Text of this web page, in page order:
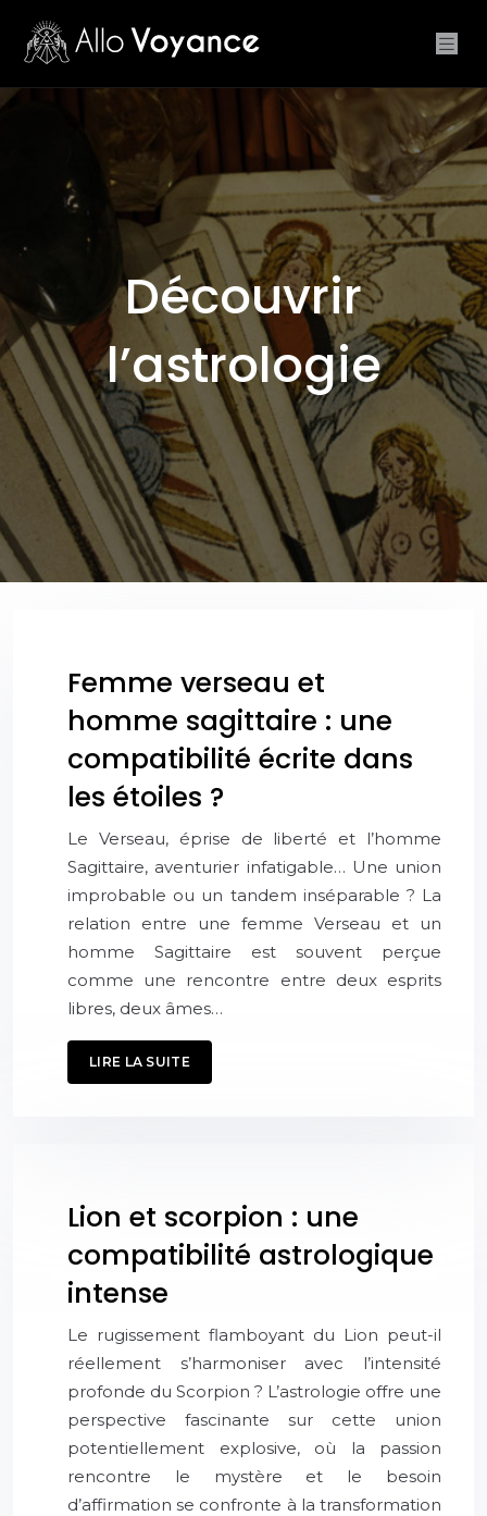
Découvrir
l’astrologie
Femme verseau et
homme sagittaire : une
compatibilité écrite dans
les étoiles ?
Le Verseau, éprise de liberté et l’homme
Sagittaire, aventurier infatigable… Une union
improbable ou un tandem inséparable ? La
relation entre une femme Verseau et un
homme Sagittaire est souvent perçue
comme une rencontre entre deux esprits
libres, deux âmes…
LIRE LA SUITE
Lion et scorpion : une
compatibilité astrologique
intense
Le rugissement flamboyant du Lion peut-il
réellement s’harmoniser avec l’intensité
profonde du Scorpion ? L’astrologie offre une
perspective fascinante sur cette union
potentiellement explosive, où la passion
rencontre le mystère et le besoin
d’affirmation se confronte à la transformation